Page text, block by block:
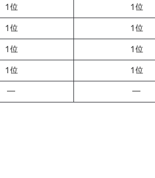
1位 1位
1位 1位
1位 1位
1位 1位
― ―